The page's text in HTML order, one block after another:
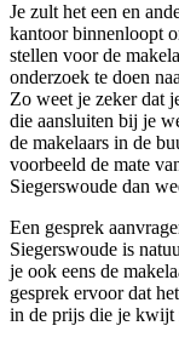
Je zult het een en
kantoor binnenloopt
stellen voor de
onderzoek te doen
Zo weet je zeker dat
die aansluiten bij je
de makelaars in de
voorbeeld de mate
Siegerswoude dan
Een gesprek
Siegerswoude is
je ook eens de
gesprek ervoor dat
in de prijs die je kwijt